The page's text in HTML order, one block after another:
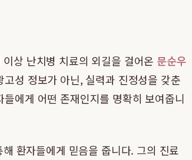
상 난치병 치료의 외길을 걸어온 문순우
성 정보가 아닌, 실력과 진정성을 갖춘
에게 어떤 존재인지를 명확히 보여줍니
환자들에게 믿음을 줍니다. 그의 진료